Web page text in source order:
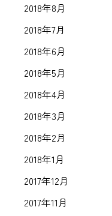
2018年8月
2018年7月
2018年6月
2018年5月
2018年4月
2018年3月
2018年2月
2018年1月
2017年12月
2017年11月